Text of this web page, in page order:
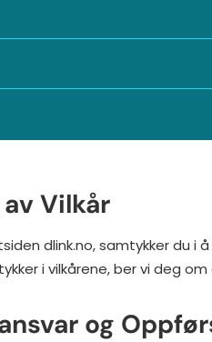
Vilkår
dlink.no, samtykker du i
i vilkårene, ber vi deg
og